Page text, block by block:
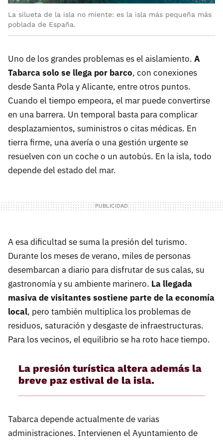
La silueta de la isla no miente: es la isla más pequeña más
poblada de España.
Uno de los grandes problemas es el aislamiento. A
Tabarca solo se llega por barco, con conexiones
desde Santa Pola y Alicante, entre otros puntos.
Cuando el tiempo empeora, el mar puede convertirse
en una barrera. Un temporal basta para complicar
desplazamientos, suministros o citas médicas. En
tierra firme, una avería o una gestión urgente se
resuelven con un coche o un autobús. En la isla, todo
depende del estado del mar.
A esa dificultad se suma la presión del turismo.
Durante los meses de verano, miles de personas
desembarcan a diario para disfrutar de sus calas, su
gastronomía y su ambiente marinero. La llegada
masiva de visitantes sostiene parte de la economía
local, pero también multiplica los problemas de
residuos, saturación y desgaste de infraestructuras.
Para los vecinos, el equilibrio se ha roto hace tiempo.
La presión turística altera además la
breve paz estival de la isla.
Tabarca depende actualmente de varias
administraciones. Intervienen el Ayuntamiento de